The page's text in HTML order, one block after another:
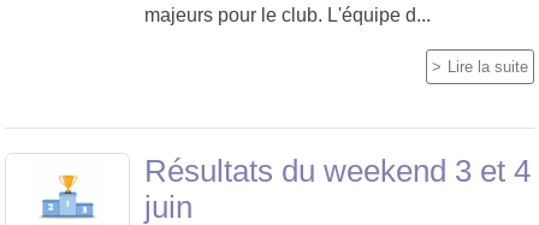
majeurs pour le club. L'équipe d...
Lire la suite
Résultats du weekend 3 et 4
juin